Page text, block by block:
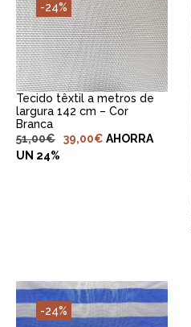
-24%ADICIONAR AO
CARRINHO
Tecido têxtil a metros de
largura 142 cm – Cor
Branca
51,00€ 39,00€ AHORRA
UN 24%
-24%